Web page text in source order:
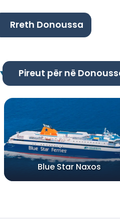
Rreth Donoussa
Pireut për në
Blue Star Naxos